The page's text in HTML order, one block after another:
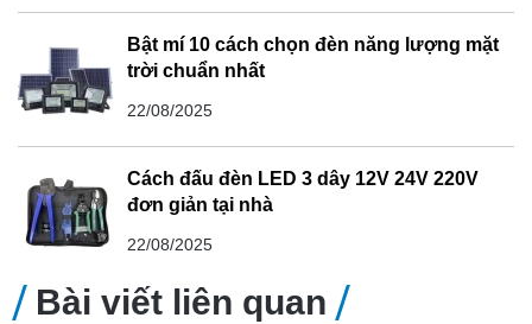
Bật mí 10 cách chọn đèn năng lượng mặt
trời chuẩn nhất
22/08/2025
Cách đấu đèn LED 3 dây 12V 24V 220V
đơn giản tại nhà
22/08/2025
Bài viết liên quan